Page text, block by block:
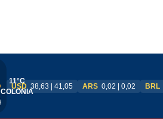
11°C
COLONIA
USD 38,63 | 41,05 ARS 0,02 | 0,02 BRL